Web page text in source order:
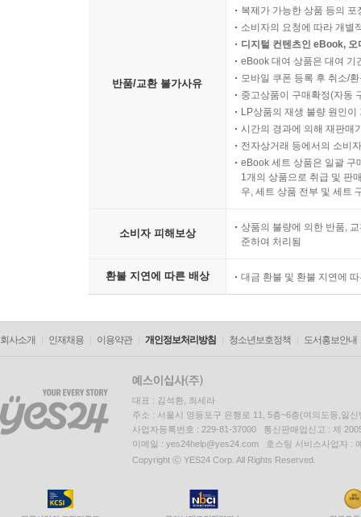
반품/교환 불가사유
복제가 가능한 상품 등의
소비자의 요청에 따라 개별
디지털 컨텐츠인 eBook,
eBook 대여 상품은 대여 기
모바일 쿠폰 등록 후 취소/
중고상품이 구매확정(자동
LP상품의 재생 불량 원인
시간의 경과에 의해 재판매
전자상거래 등에서의 소비
eBook 세트 상품은 일괄 구
1개의 상품으로 취급 및 판
우, 세트 상품 전부 및 세트
소비자 피해보상
상품의 불량에 의한 반품,
준하여 처리됨
환불 지연에 따른 배상 대금 환불 및 환불 지연에
회사소개 인재채용 이용약관 개인정보처리방침 청소년보호정책 도서홍보안내
대표 : 김석환, 최세라
주소 : 서울시 영등포구 은행로 11, 5층~6층(여의도동,일신
사업자등록번호 : 229-81-37000 통신판매업신고 : 제
이메일 : yes24help@yes24.com 호스팅 서비스사업자 :
Copyright ⓒ YES24 Corp. All Rights Reserved.